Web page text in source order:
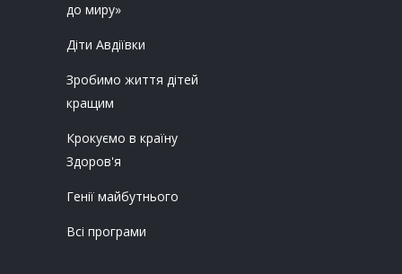
до миру»
Діти Авдіївки
Зробимо життя дітей
кращим
Крокуємо в країну
Здоров'я
Генії майбутнього
Всі програми